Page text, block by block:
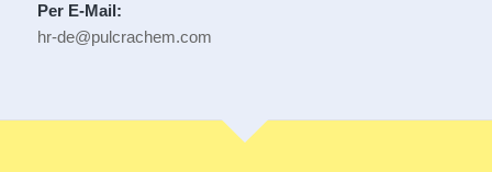
Per E-Mail:
hr-de@pulcrachem.com